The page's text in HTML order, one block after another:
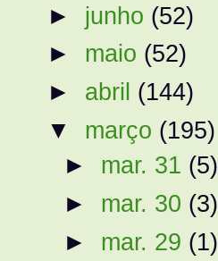
► junho (52)
► maio (52)
► abril (144)
▼ março (195)
► mar. 31 (5)
► mar. 30 (3)
► mar. 29 (1)